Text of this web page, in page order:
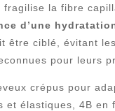
la fibre
d’une
ciblé, évitant
pour leurs
crépus pour
élastiques, 4B